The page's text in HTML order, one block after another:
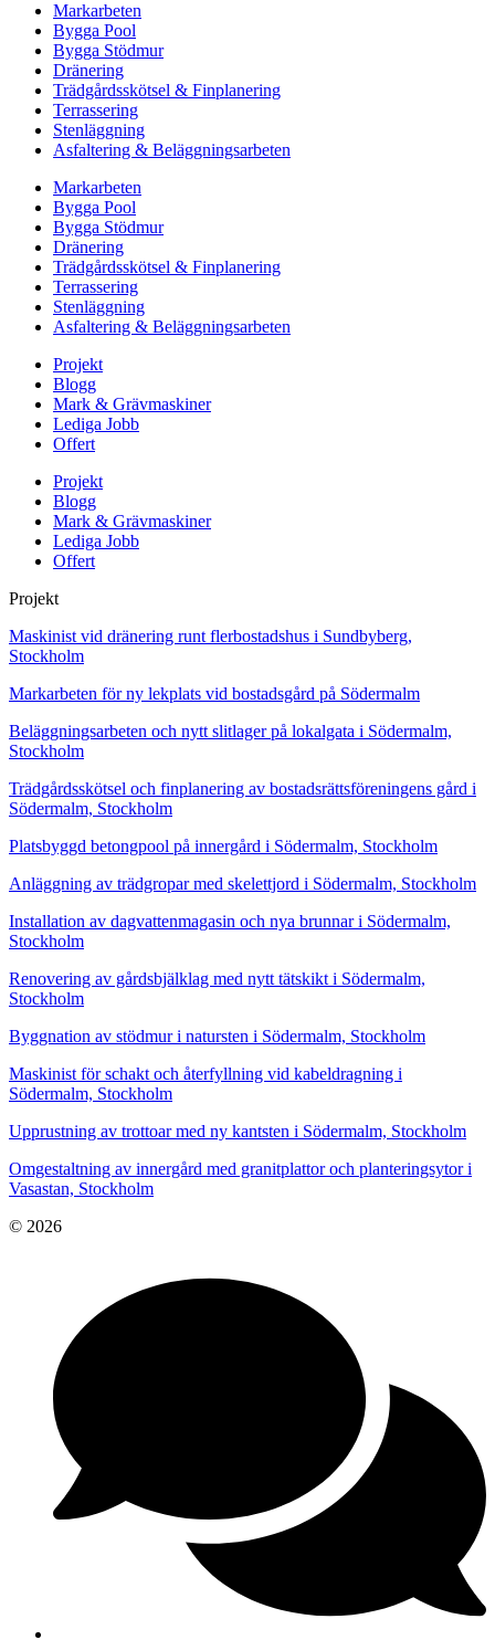
Markarbeten
Bygga Pool
Bygga Stödmur
Dränering
Trädgårdsskötsel & Finplanering
Terrassering
Stenläggning
Asfaltering & Beläggningsarbeten
Markarbeten
Bygga Pool
Bygga Stödmur
Dränering
Trädgårdsskötsel & Finplanering
Terrassering
Stenläggning
Asfaltering & Beläggningsarbeten
Projekt
Blogg
Mark & Grävmaskiner
Lediga Jobb
Offert
Projekt
Blogg
Mark & Grävmaskiner
Lediga Jobb
Offert
Projekt
Maskinist vid dränering runt flerbostadshus i Sundbyberg,
Stockholm
Markarbeten för ny lekplats vid bostadsgård på Södermalm
Beläggningsarbeten och nytt slitlager på lokalgata i Södermalm,
Stockholm
Trädgårdsskötsel och finplanering av bostadsrättsföreningens gård i
Södermalm, Stockholm
Platsbyggd betongpool på innergård i Södermalm, Stockholm
Anläggning av trädgropar med skelettjord i Södermalm, Stockholm
Installation av dagvattenmagasin och nya brunnar i Södermalm,
Stockholm
Renovering av gårdsbjälklag med nytt tätskikt i Södermalm,
Stockholm
Byggnation av stödmur i natursten i Södermalm, Stockholm
Maskinist för schakt och återfyllning vid kabeldragning i
Södermalm, Stockholm
Upprustning av trottoar med ny kantsten i Södermalm, Stockholm
Omgestaltning av innergård med granitplattor och planteringsytor i
Vasastan, Stockholm
© 2026